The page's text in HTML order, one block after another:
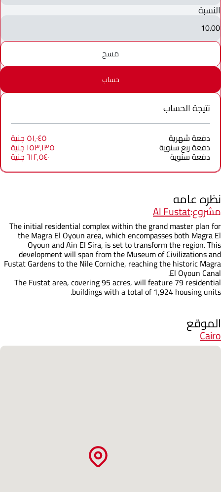
النسبة
10.00
مسح
حساب
نتيجة الحساب
دفعة شهرية ٥١٬٠٤٥ جنية
دفعة ربع سنوية ١٥٣٬١٣٥ جنية
دفعة سنوية ٦١٢٬٥٤٠ جنية
نظره عامه
مشروع:Al Fustat
The initial residential complex within the grand master plan for
the Magra El Oyoun area, which encompasses both Magra El
Oyoun and Ain El Sira, is set to transform the region. This
development will span from the Museum of Civilizations and
Fustat Gardens to the Nile Corniche, reaching the historic Magra
El Oyoun Canal.
The Fustat area, covering 95 acres, will feature 79 residential
buildings with a total of 1,924 housing units.
الموقع
Cairo